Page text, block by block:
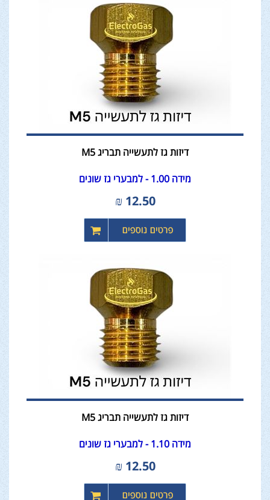
דיזות גז לתעשייה תבריג M5
מידה 1.00 - למבערי גז שונים
12.50
₪
דיזות גז לתעשייה תבריג M5
מידה 1.10 - למבערי גז שונים
12.50
₪